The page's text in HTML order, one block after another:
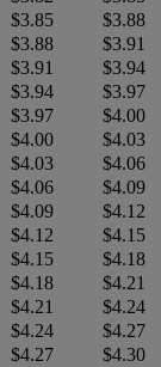
$3.85
$3.88
$3.88
$3.91
$3.91
$3.94
$3.94
$3.97
$3.97
$4.00
$4.00
$4.03
$4.03
$4.06
$4.06
$4.09
$4.09
$4.12
$4.12
$4.15
$4.15
$4.18
$4.18
$4.21
$4.21
$4.24
$4.24
$4.27
$4.27
$4.30